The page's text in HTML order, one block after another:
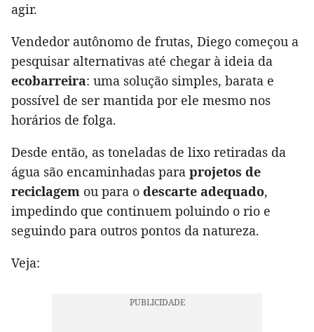
agir.
Vendedor autônomo de frutas, Diego começou a
pesquisar alternativas até chegar à ideia da
ecobarreira: uma solução simples, barata e
possível de ser mantida por ele mesmo nos
horários de folga.
Desde então, as toneladas de lixo retiradas da
água são encaminhadas para projetos de
reciclagem ou para o descarte adequado,
impedindo que continuem poluindo o rio e
seguindo para outros pontos da natureza.
Veja: